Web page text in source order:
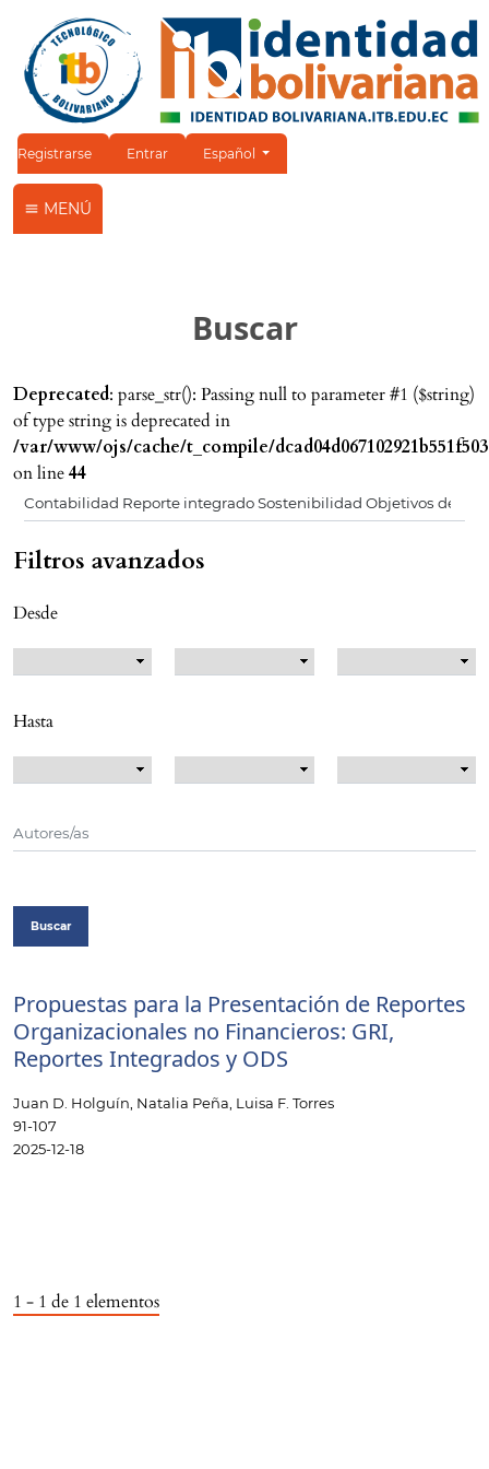
Registrarse Entrar Cambiar el idioma. El idioma actual es:
Español
MENÚ
Buscar
Deprecated: parse_str(): Passing null to parameter #1 ($string)
of type string is deprecated in
/var/www/ojs/cache/t_compile/
on line44
Filtros avanzados
Desde
Hasta
Buscar
Propuestas para la Presentación de Reportes
Organizacionales no Financieros: GRI,
Reportes Integrados y ODS
Juan D. Holguín, Natalia Peña, Luisa F. Torres
91-107
2025-12-18
1 - 1 de 1 elementos